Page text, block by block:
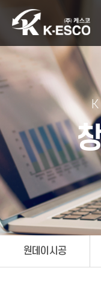
원데이시공